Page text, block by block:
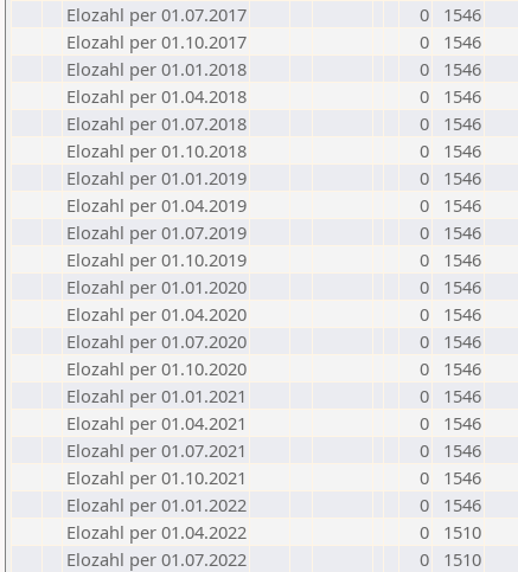
Elozahl per 01.07.2017
0
1546
Elozahl per 01.10.2017
0
1546
Elozahl per 01.01.2018
0
1546
Elozahl per 01.04.2018
0
1546
Elozahl per 01.07.2018
0
1546
Elozahl per 01.10.2018
0
1546
Elozahl per 01.01.2019
0
1546
Elozahl per 01.04.2019
0
1546
Elozahl per 01.07.2019
0
1546
Elozahl per 01.10.2019
0
1546
Elozahl per 01.01.2020
0
1546
Elozahl per 01.04.2020
0
1546
Elozahl per 01.07.2020
0
1546
Elozahl per 01.10.2020
0
1546
Elozahl per 01.01.2021
0
1546
Elozahl per 01.04.2021
0
1546
Elozahl per 01.07.2021
0
1546
Elozahl per 01.10.2021
0
1546
Elozahl per 01.01.2022
0
1546
Elozahl per 01.04.2022
0
1510
Elozahl per 01.07.2022
0
1510